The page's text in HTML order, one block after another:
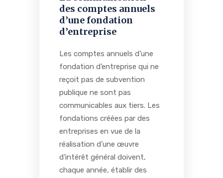
des comptes annuels
d’une fondation
d’entreprise
Les comptes annuels d’une
fondation d’entreprise qui ne
reçoit pas de subvention
publique ne sont pas
communicables aux tiers. Les
fondations créées par des
entreprises en vue de la
réalisation d’une œuvre
d’intérêt général doivent,
chaque année, établir des